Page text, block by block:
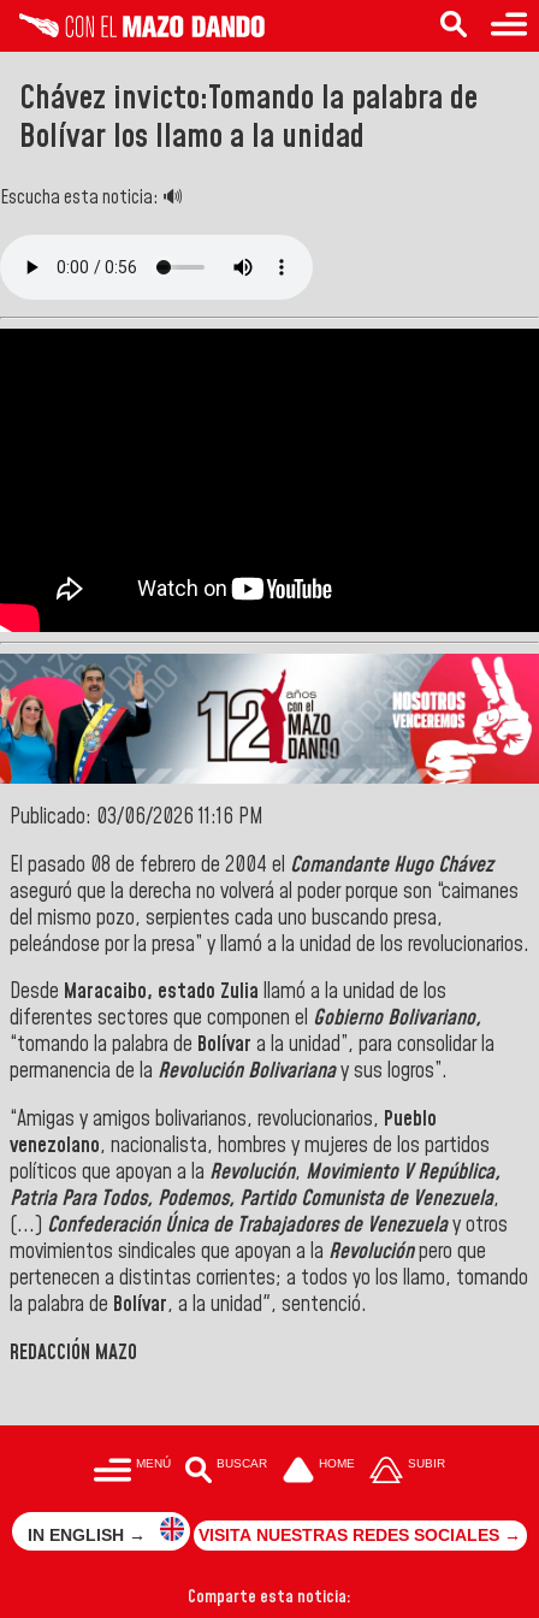
Chávez invicto:Tomando la palabra de
Bolívar los llamo a la unidad
Escucha esta noticia: 🔊
Publicado: 03/06/2026 11:16 PM
El pasado 08 de febrero de 2004 el Comandante Hugo Chávez
aseguró que la derecha no volverá al poder porque son “caimanes
del mismo pozo, serpientes cada uno buscando presa,
peleándose por la presa” y llamó a la unidad de los revolucionarios.
Desde Maracaibo, estado Zulia llamó a la unidad de los
diferentes sectores que componen el Gobierno Bolivariano,
“tomando la palabra de Bolívar a la unidad”, para consolidar la
permanencia de la Revolución Bolivarianay sus logros”.
“Amigas y amigos bolivarianos, revolucionarios, Pueblo
venezolano, nacionalista, hombres y mujeres de los partidos
políticos que apoyan a la Revolución, Movimiento V República,
Patria Para Todos, Podemos, Partido Comunista de Venezuela,
(...) Confederación Única de Trabajadores de Venezuelay otros
movimientos sindicales que apoyan a la Revoluciónpero que
pertenecen a distintas corrientes; a todos yo los llamo, tomando
la palabra de Bolívar, a la unidad", sentenció.
REDACCIÓN MAZO
MENÚ BUSCAR HOME SUBIR
IN ENGLISH → VISITA NUESTRAS REDES SOCIALES →
Comparte esta noticia: